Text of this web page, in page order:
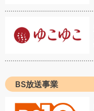
BS放送事業